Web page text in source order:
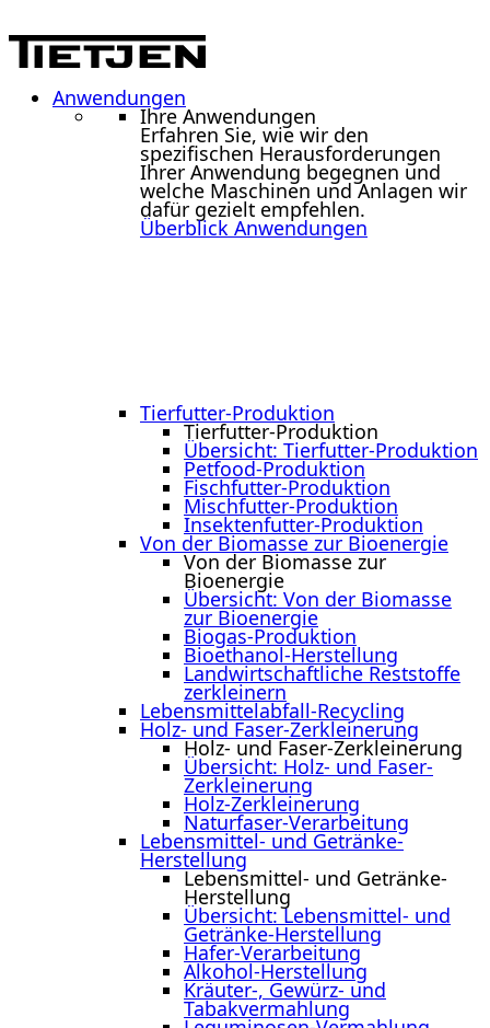
Anwendungen
Ihre Anwendungen
Erfahren Sie, wie wir den
spezifischen Herausforderungen
Ihrer Anwendung begegnen und
welche Maschinen und Anlagen wir
dafür gezielt empfehlen.
Überblick Anwendungen
Tierfutter-Produktion
Tierfutter-Produktion
Übersicht: Tierfutter-Produktion
Petfood-Produktion
Fischfutter-Produktion
Mischfutter-Produktion
Insektenfutter-Produktion
Von der Biomasse zur Bioenergie
Von der Biomasse zur
Bioenergie
Übersicht: Von der Biomasse
zur Bioenergie
Biogas-Produktion
Bioethanol-Herstellung
Landwirtschaftliche Reststoffe
zerkleinern
Lebensmittelabfall-Recycling
Holz- und Faser-Zerkleinerung
Holz- und Faser-Zerkleinerung
Übersicht: Holz- und Faser-
Zerkleinerung
Holz-Zerkleinerung
Naturfaser-Verarbeitung
Lebensmittel- und Getränke-
Herstellung
Lebensmittel- und Getränke-
Herstellung
Übersicht: Lebensmittel- und
Getränke-Herstellung
Hafer-Verarbeitung
Alkohol-Herstellung
Kräuter-, Gewürz- und
Tabakvermahlung